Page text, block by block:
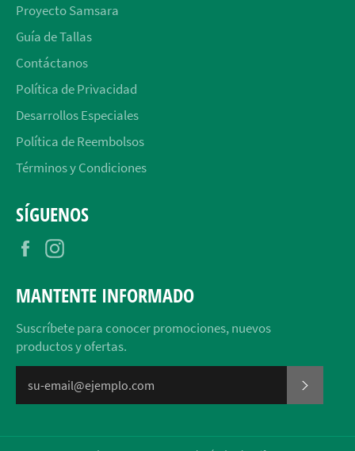
Proyecto Samsara
Guía de Tallas
Contáctanos
Política de Privacidad
Desarrollos Especiales
Política de Reembolsos
Términos y Condiciones
SÍGUENOS
Facebook
MANTENTE INFORMADO
Suscríbete para conocer promociones, nuevos
productos y ofertas.